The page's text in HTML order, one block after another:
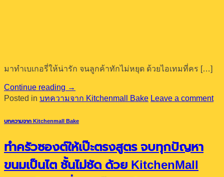
มาทำเบเกอรี่ให้น่ารัก จนลูกค้าทักไม่หยุด ด้วยไอเทมที่คร […]
Continue reading →
Posted in บทความจาก Kitchenmall Bake Leave a comment
บทความจาก Kitchenmall Bake
ทำครัวซองต์ให้เป๊ะตรงสูตร จบทุกปัญหา
ขนมเป็นไต ชั้นไม่ชัด ด้วย KitchenMall